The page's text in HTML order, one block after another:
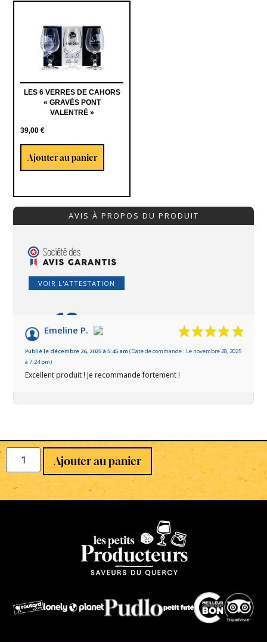
LES 6 VERRES DE CAHORS
« GRAVÉS PONT
VALENTRÉ »
39,00€
Ajouter au panier
AVIS À PROPOS DU PRODUIT
VOIR L'ATTESTATION
10/10
Basé sur 1 avis
Emeline P.
Publié le décembre 26, 2025 à 5:45 am(Date de commande : Le novembre 28, 2025
à 7:24 pm)
Excellent produit ! Je recommande fortement !
Ajouter au panier